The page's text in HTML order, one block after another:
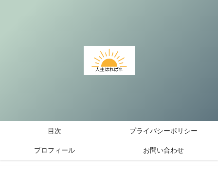
目次 プライバシーポリシー
プロフィール お問い合わせ